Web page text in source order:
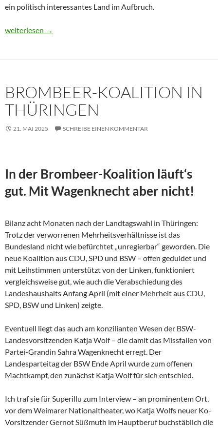
ein politisch interessantes Land im Aufbruch.
Usbekistan 2025: Unterwegs in einem Land im Aufbruch
weiterlesen →
BROMBEER-KOALITION IN
THÜRINGEN
21. MAI 2025 SCHREIBE EINEN KOMMENTAR
In der Brombeer-Koalition läuft‘s
gut. Mit Wagenknecht aber nicht!
Bilanz acht Monaten nach der Landtagswahl in Thüringen:
Trotz der verworrenen Mehrheitsverhältnisse ist das
Bundesland nicht wie befürchtet „unregierbar“ geworden. Die
neue Koalition aus CDU, SPD und BSW – offen geduldet und
mit Leihstimmen unterstützt von der Linken, funktioniert
vergleichsweise gut, wie auch die Verabschiedung des
Landeshaushalts Anfang April (mit einer Mehrheit aus CDU,
SPD, BSW und Linken) zeigte.
Eventuell liegt das auch am konzilianten Wesen der BSW-
Landesvorsitzenden Katja Wolf – die damit das Missfallen von
Partei-Grandin Sahra Wagenknecht erregt. Der
Landesparteitag der BSW Ende April wurde zum offenen
Machtkampf, den zunächst Katja Wolf für sich entschied.
Ich traf sie für Superillu zum Interview – an prominentem Ort,
vor dem Weimarer Nationaltheater, wo Katja Wolfs neuer Ko-
Vorsitzender Gernot Süßmuth im Hauptberuf buchstäblich die